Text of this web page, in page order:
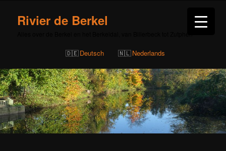
Rivier de Berkel
Deutsch Nederlands